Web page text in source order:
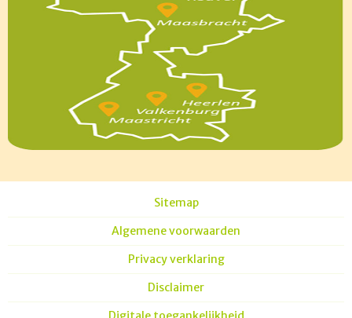
Sitemap
Algemene voorwaarden
Privacy verklaring
Disclaimer